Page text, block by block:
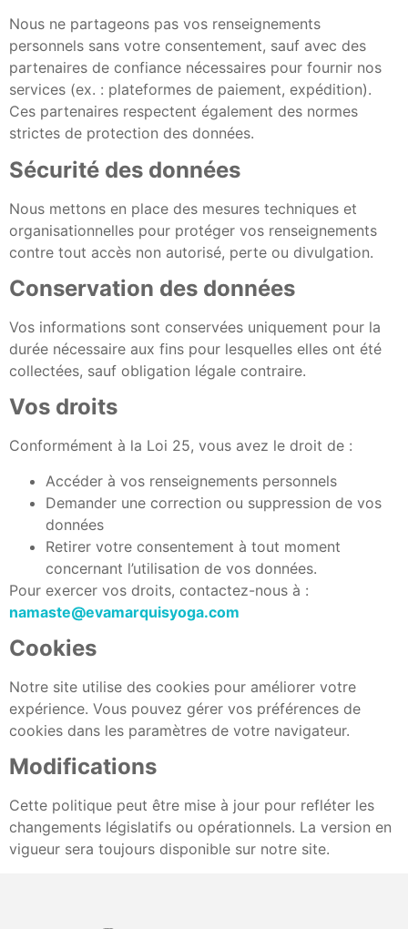
Nous ne partageons pas vos renseignements
personnels sans votre consentement, sauf avec des
partenaires de confiance nécessaires pour fournir nos
services (ex. : plateformes de paiement, expédition).
Ces partenaires respectent également des normes
strictes de protection des données.
Sécurité des données
Nous mettons en place des mesures techniques et
organisationnelles pour protéger vos renseignements
contre tout accès non autorisé, perte ou divulgation.
Conservation des données
Vos informations sont conservées uniquement pour la
durée nécessaire aux fins pour lesquelles elles ont été
collectées, sauf obligation légale contraire.
Vos droits
Conformément à la Loi 25, vous avez le droit de :
Accéder à vos renseignements personnels
Demander une correction ou suppression de vos
données
Retirer votre consentement à tout moment
concernant l’utilisation de vos données.
Pour exercer vos droits, contactez-nous à :
namaste@evamarquisyoga.com
Cookies
Notre site utilise des cookies pour améliorer votre
expérience. Vous pouvez gérer vos préférences de
cookies dans les paramètres de votre navigateur.
Modifications
Cette politique peut être mise à jour pour refléter les
changements législatifs ou opérationnels. La version en
vigueur sera toujours disponible sur notre site.